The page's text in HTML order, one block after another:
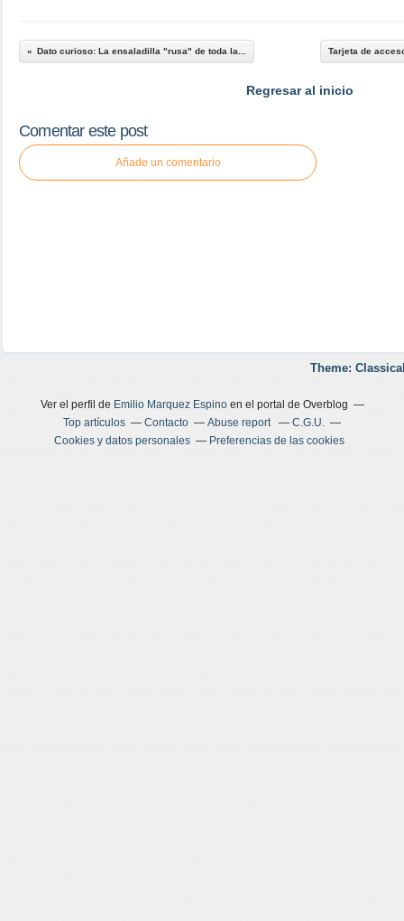
Dato curioso: La ensaladilla "rusa" de toda la... Tarjeta de
Regresar al inicio
Comentar este post
Añade un comentario
Theme:
Ver el perfil de Emilio Marquez Espinoen el portal de Overblog
Top artículos
Contacto Abuse report
C.G.U.
Cookies y datos personales
Preferencias de las cookies